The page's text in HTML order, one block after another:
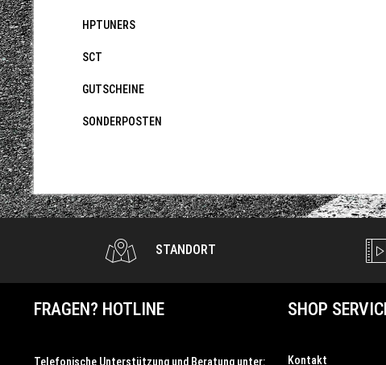
HPTUNERS
SCT
GUTSCHEINE
SONDERPOSTEN
STANDORT
FRAGEN? HOTLINE
Telefonische Unterstützung und Beratung unter:
SHOP
Kontakt